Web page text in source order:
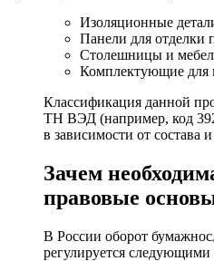
Изоляционные
Панели для отделки
Столешницы и
Комплектующие для
Классификация данной
ТН ВЭД (например, код
в зависимости от состава
Зачем
правовые
В России оборот
регулируется